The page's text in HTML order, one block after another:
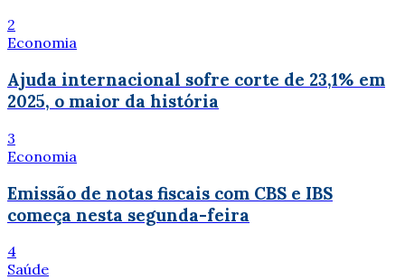
2
Economia
Ajuda internacional sofre corte de 23,1% em
2025, o maior da história
3
Economia
Emissão de notas fiscais com CBS e IBS
começa nesta segunda-feira
4
Saúde